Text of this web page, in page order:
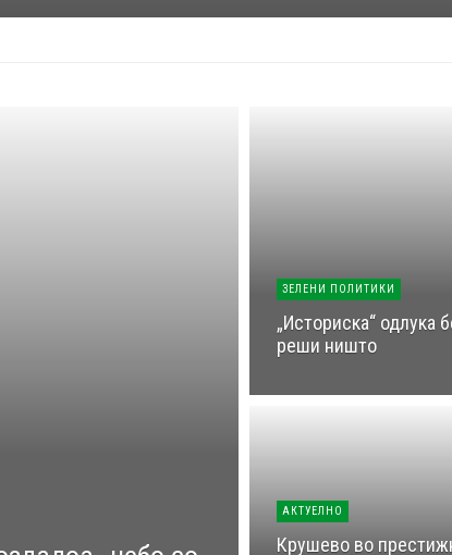
ЗЕЛЕНИ ПОЛИТИКИ
„Историска“ одлука
реши ништо
АКТУЕЛНО
Крушево во